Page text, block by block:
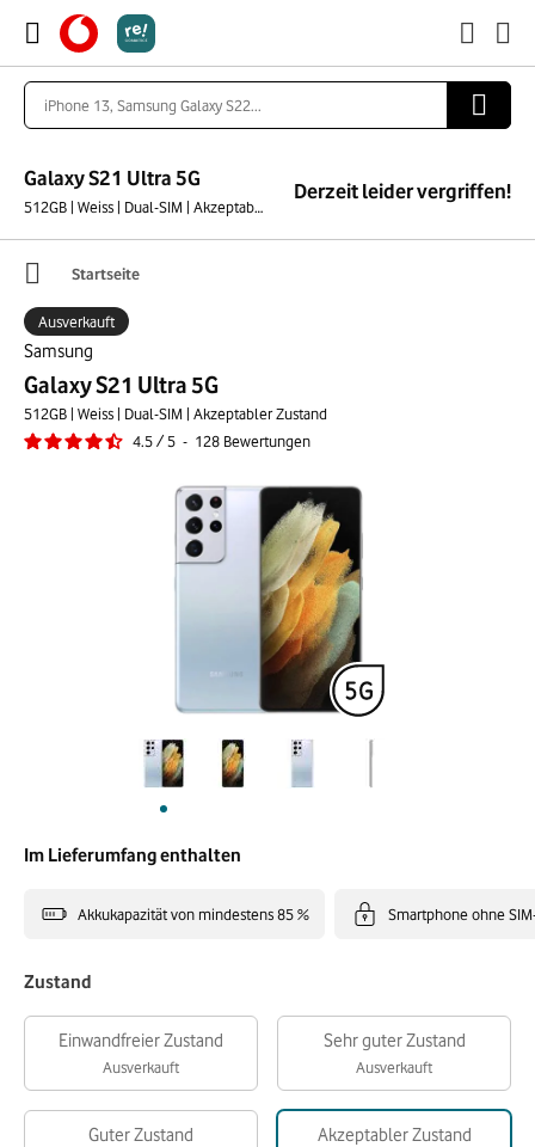
Galaxy S21 Ultra 5G
512GB | Weiss | Dual-SIM | Akzeptabler Zustand
Derzeit leider vergriffen!
Startseite
Samsung
Galaxy S21 Ultra 5G
512GB | Weiss | Dual-SIM | Akzeptabler Zustand
4.5/5 - 128 Bewertungen
Ausverkauft
Im Lieferumfang enthalten
Akkukapazität von mindestens 85 % Smartphone ohne
Zustand
Einwandfreier Zustand
Ausverkauft
Sehr guter Zustand
Ausverkauft
Guter Zustand Akzeptabler Zustand